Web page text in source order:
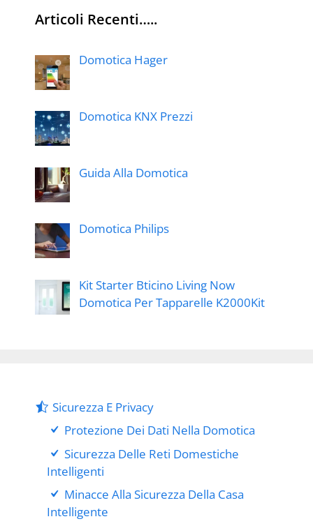
Articoli Recenti…..
Domotica Hager
Domotica KNX Prezzi
Guida Alla Domotica
Domotica Philips
Kit Starter Bticino Living Now
Domotica Per Tapparelle K2000Kit
Sicurezza E Privacy
Protezione Dei Dati Nella Domotica
Sicurezza Delle Reti Domestiche
Intelligenti
Minacce Alla Sicurezza Della Casa
Intelligente